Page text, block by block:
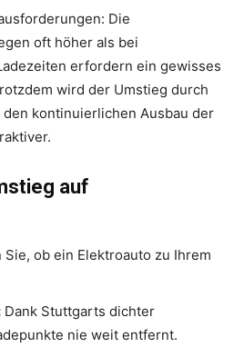
Die
oft höher als bei
erfordern ein gewisses
wird der Umstieg durch
kontinuierlichen Ausbau der
auf
Sie, ob ein Elektroauto zu Ihrem
Dank Stuttgarts dichter
nie weit entfernt.